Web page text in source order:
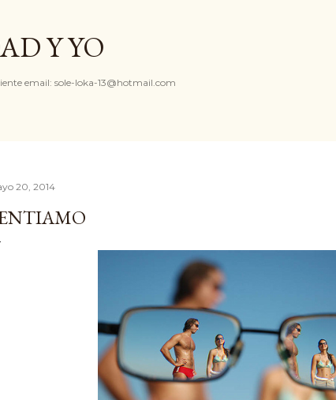
Y YO
email: sole-loka-13@hotmail.com
20, 2014